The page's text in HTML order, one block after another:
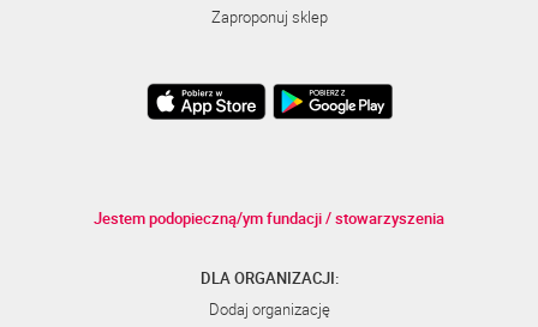
Zaproponuj sklep
Jestem podopieczną/ym fundacji / stowarzyszenia
DLA ORGANIZACJI:
Dodaj organizację